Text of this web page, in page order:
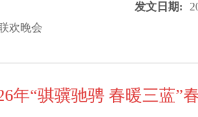
发文日期:
欢晚会
年“骐骥驰骋 春暖三蓝”